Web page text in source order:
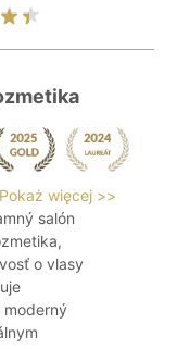
Pokaż więcej >>
salón
o vlasy
moderný